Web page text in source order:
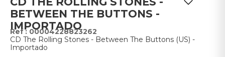
BETWEEN THE BUTTONS -
IMPORTADO
: 00004228823262
CD The Rolling Stones - Between The Buttons (US) -
Importado